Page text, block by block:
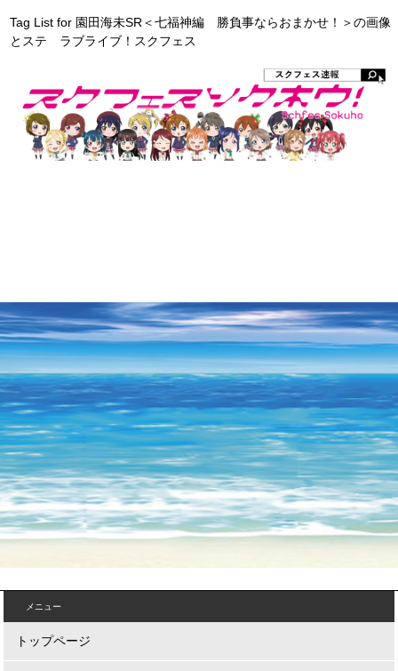
Tag List for 園田海未SR＜七福神編 勝負事ならおまかせ！＞の画像
とステ ラブライブ！スクフェス
メニュー
トップページ